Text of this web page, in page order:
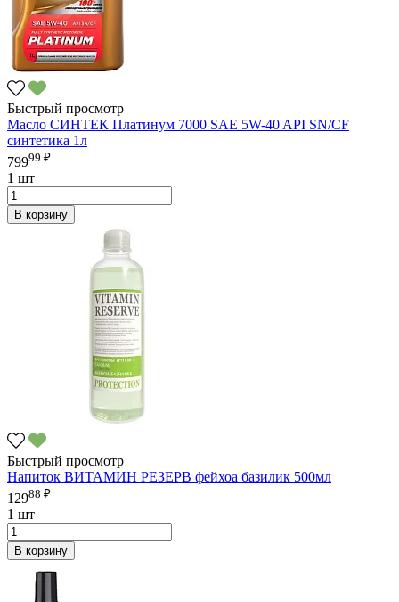
Быстрый просмотр
Масло СИНТЕК Платинум 7000 SAE 5W-40 API SN/CF
синтетика 1л
79999 ₽
1 шт
В корзину
Быстрый просмотр
Напиток ВИТАМИН РЕЗЕРВ фейхоа базилик 500мл
12988 ₽
1 шт
В корзину